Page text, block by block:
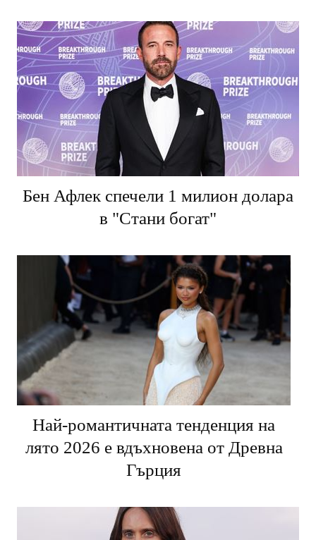
Бен Афлек спечели 1 милион долара
в "Стани богат"
Най-романтичната тенденция на
лято 2026 е вдъхновена от Древна
Гърция